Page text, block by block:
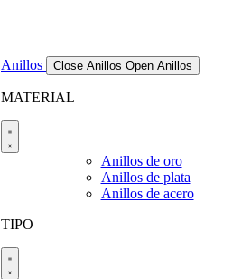
Anillos
Close Anillos Open Anillos
MATERIAL
Anillos de oro
Anillos de plata
Anillos de acero
TIPO